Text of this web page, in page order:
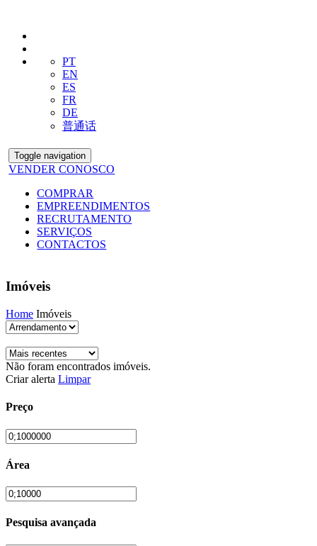
PT
EN
ES
FR
DE
普通话
Toggle navigation
VENDER CONOSCO
COMPRAR
EMPREENDIMENTOS
RECRUTAMENTO
SERVIÇOS
CONTACTOS
Imóveis
Home Imóveis
Não foram encontrados imóveis.
Criar alerta Limpar
Preço
Área
Pesquisa avançada